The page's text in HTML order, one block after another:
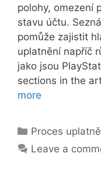
polohy, omezení
stavu účtu.
pomůže zajistit
uplatnění napříč
jako jsou
sections in the
more
Categories
Proces
Leave a